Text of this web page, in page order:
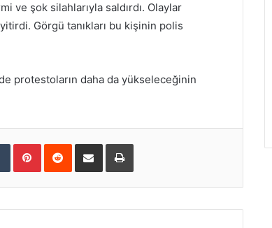
ve şok silahlarıyla saldırdı. Olaylar
Görgü tanıkları bu kişinin polis
protestoların daha da yükseleceğinin
T
b
l
P
t
e
e
R
d
i
S
r
e
i
m
Y
d
ı